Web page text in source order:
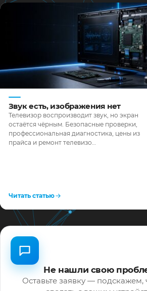
Звук есть, изображения нет
Телевизор воспроизводит звук, но экран
остаётся чёрным. Безопасные проверки,
профессиональная диагностика, цены из
прайса и ремонт телевизо…
Читать статью
Не нашли свою
Оставьте заявку —